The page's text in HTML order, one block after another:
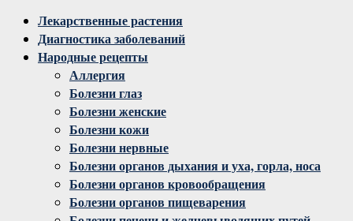
Facebook
Twitter
Instagram
YoutubeЛекарственные растения
Диагностика заболеваний
Народные рецепты
Аллергия
Болезни глаз
Болезни женские
Болезни кожи
Болезни нервные
Болезни органов дыхания и уха, горла, носа
Болезни органов кровообращения
Болезни органов пищеварения